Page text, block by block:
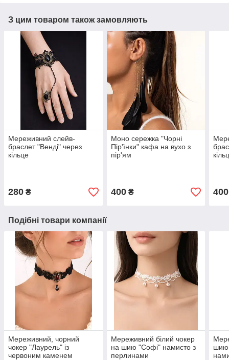
З цим товаром також замовляють
Мереживний слейв-
браслет "Венді" через
кільце
280 ₴
Моно сережка "Чорні
Пір'їнки" кафа на вухо з
пір'ям
400₴ 400
Подібні товари компанії
Мереживний, чорний
чокер "Лаурель" із
червоним каменем
Мереживний білий чокер
на шию "Софі" намисто з
перлинами
шию